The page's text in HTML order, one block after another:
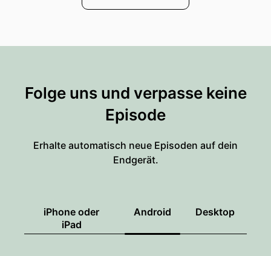
Folge uns und verpasse keine
Episode
Erhalte automatisch neue Episoden auf dein
Endgerät.
iPhone oder
iPad
Android Desktop